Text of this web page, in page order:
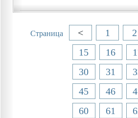
Страница < 1 2
15
16
30
31
45
46
60
61